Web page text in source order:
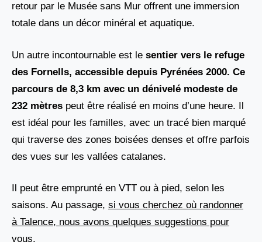
retour par le Musée sans Mur offrent une immersion
totale dans un décor minéral et aquatique.
Un autre incontournable est le sentier vers le refuge
des Fornells, accessible depuis Pyrénées 2000. Ce
parcours de 8,3 km avec un dénivelé modeste de
232 mètres peut être réalisé en moins d’une heure. Il
est idéal pour les familles, avec un tracé bien marqué
qui traverse des zones boisées denses et offre parfois
des vues sur les vallées catalanes.
Il peut être emprunté en VTT ou à pied, selon les
saisons. Au passage, si vous cherchez où randonner
à Talence, nous avons quelques suggestions pour
vous.